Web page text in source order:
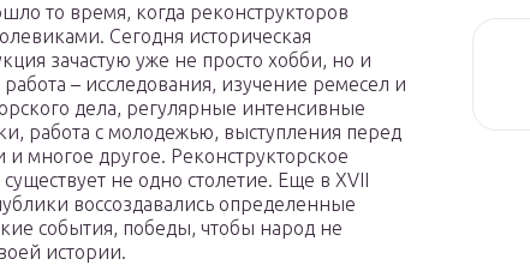
то время, когда реконструкторов
Сегодня историческая
зачастую уже не просто хобби, но и
работа – исследования, изучение ремесел и
дела, регулярные интенсивные
работа с молодежью, выступления перед
и многое другое. Реконструкторское
не одно столетие. Еще в XVII
воссоздавались определенные
события, победы, чтобы народ не
истории.